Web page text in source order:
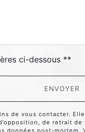
ci-dessous **
ENVOYER
de vous contacter.
de retrait
données post-